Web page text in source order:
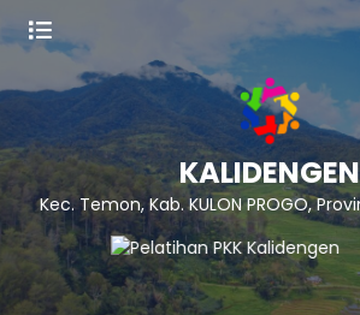
KALIDENGEN
Kec. Temon, Kab. KULON PROGO,